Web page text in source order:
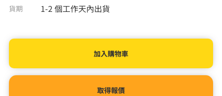
貨期 1-2 個工作天內出貨
取得報價